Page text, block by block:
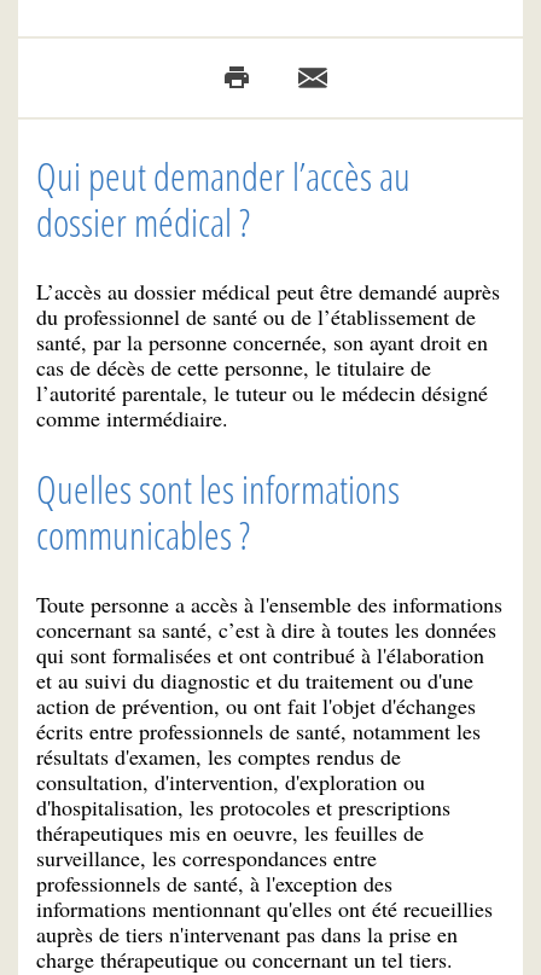
Qui peut demander l’accès au
dossier médical ?
L’accès au dossier médical peut être demandé auprès
du professionnel de santé ou de l’établissement de
santé, par la personne concernée, son ayant droit en
cas de décès de cette personne, le titulaire de
l’autorité parentale, le tuteur ou le médecin désigné
comme intermédiaire.
Quelles sont les informations
communicables ?
Toute personne a accès à l'ensemble des informations
concernant sa santé, c’est à dire à toutes les données
qui sont formalisées et ont contribué à l'élaboration
et au suivi du diagnostic et du traitement ou d'une
action de prévention, ou ont fait l'objet d'échanges
écrits entre professionnels de santé, notamment les
résultats d'examen, les comptes rendus de
consultation, d'intervention, d'exploration ou
d'hospitalisation, les protocoles et prescriptions
thérapeutiques mis en oeuvre, les feuilles de
surveillance, les correspondances entre
professionnels de santé, à l'exception des
informations mentionnant qu'elles ont été recueillies
auprès de tiers n'intervenant pas dans la prise en
charge thérapeutique ou concernant un tel tiers.